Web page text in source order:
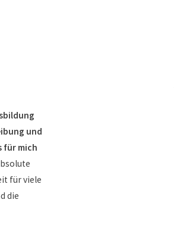
und
für mich
für viele
die